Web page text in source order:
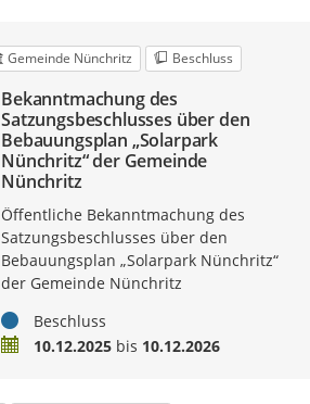
Gemeinde Nünchritz Beschluss
Bekanntmachung des
Satzungsbeschlusses über den
Bebauungsplan „Solarpark
Nünchritz“ der Gemeinde
Nünchritz
Öffentliche Bekanntmachung des
Satzungsbeschlusses über den
Bebauungsplan „Solarpark Nünchritz“
der Gemeinde Nünchritz
StatusBeschluss
Zeitraum10.12.2025bis 10.12.2026